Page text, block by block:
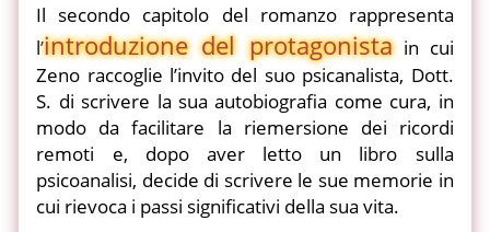
Il secondo capitolo del romanzo rappresenta
l’introduzione del protagonistain cui
Zeno raccoglie l’invito del suo psicanalista, Dott.
S. di scrivere la sua autobiografia come cura, in
modo da facilitare la riemersione dei ricordi
remoti e, dopo aver letto un libro sulla
psicoanalisi, decide di scrivere le sue memorie in
cui rievoca i passi significativi della sua vita.